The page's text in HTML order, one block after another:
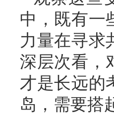
中，既有一
力量在寻求
深层次看，
才是长远的
岛，需要搭